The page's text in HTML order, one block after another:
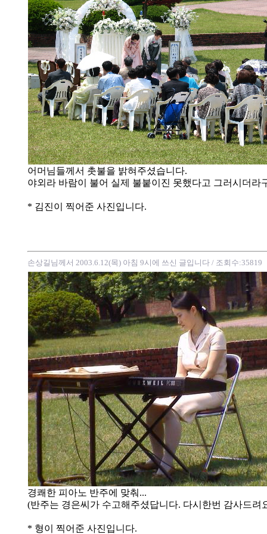
어머님들께서 촛불을 밝혀주셨습니다.
야외라 바람이 불어 실제 불붙이진 못했다고 그러시더라
* 김진이 찍어준 사진입니다.
손상길님께서 2003.6.12(목) 아침 9시에 쓰신 글입니다 / 조회수:35819
경쾌한 피아노 반주에 맞춰...
(반주는 경은씨가 수고해주셨답니다. 다시한번 감사드려
* 형이 찍어준 사진입니다.